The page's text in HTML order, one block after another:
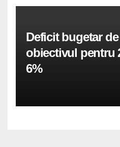
Deficit bugetar de
obiectivul pentru
6%